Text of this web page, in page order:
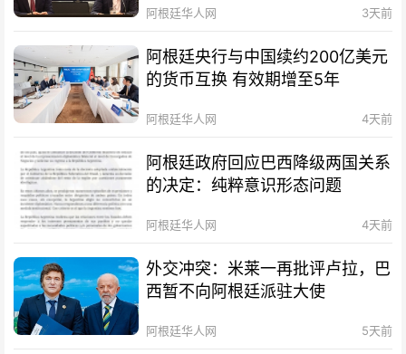
阿根廷华人网 3天前
阿根廷央行与中国续约200亿美元
的货币互换 有效期增至5年
阿根廷华人网 4天前
阿根廷政府回应巴西降级两国关系
的决定：纯粹意识形态问题
阿根廷华人网 4天前
外交冲突：米莱一再批评卢拉，巴
西暂不向阿根廷派驻大使
阿根廷华人网 5天前